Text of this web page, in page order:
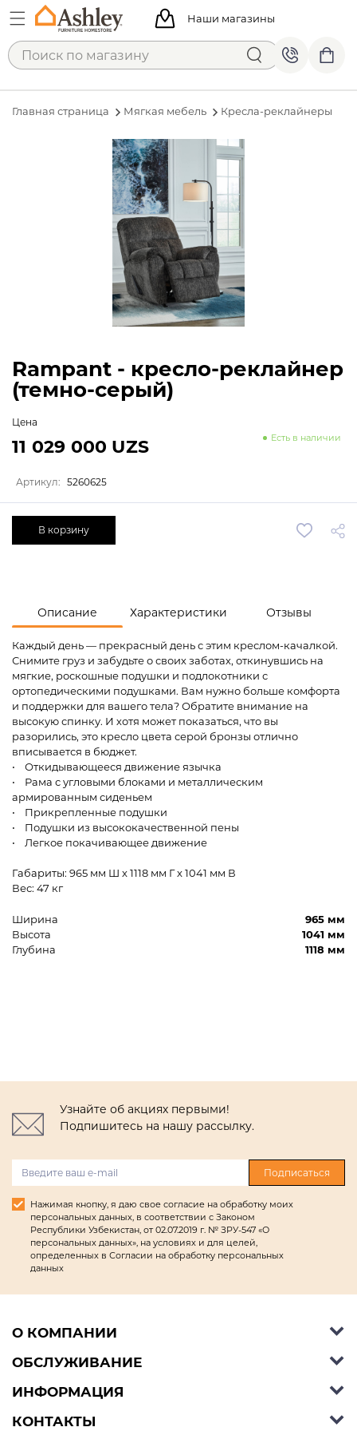
Наши магазины
Главная страница Мягкая мебель Кресла-реклайнеры
Описание Характеристики Отзывы
Каждый день — прекрасный день с этим креслом-качалкой.
Снимите груз и забудьте о своих заботах, откинувшись на
мягкие, роскошные подушки и подлокотники с
ортопедическими подушками. Вам нужно больше комфорта
и поддержки для вашего тела? Обратите внимание на
высокую спинку. И хотя может показаться, что вы
разорились, это кресло цвета серой бронзы отлично
вписывается в бюджет.
• Откидывающееся движение язычка
• Рама с угловыми блоками и металлическим
армированным сиденьем
• Прикрепленные подушки
• Подушки из высококачественной пены
• Легкое покачивающее движение
Габариты: 965 мм Ш x 1118 мм Г x 1041 мм В
Вес: 47 кг
Ширина
965 мм
Высота
1041 мм
Глубина
1118 мм
Rampant - кресло-реклайнер
(темно-серый)
Цена
Есть в наличии
11 029 000 UZS
Артикул: 5260625
В корзину
Узнайте об акциях первыми!
Подпишитесь на нашу рассылку.
Подписаться
Нажимая кнопку, я даю свое согласие на обработку моих
персональных данных, в соответствии с Законом
Республики Узбекистан, от 02.07.2019 г. № ЗРУ-547 «О
персональных данных», на условиях и для целей,
определенных в Согласии на обработку персональных
данных
О КОМПАНИИ
Об Ashley Furniture HomeStore
Контакты
ОБСЛУЖИВАНИЕ
Справочный центр
Способы оплаты
ИНФОРМАЦИЯ
Блог
КОНТАКТЫ